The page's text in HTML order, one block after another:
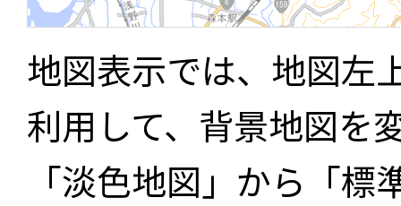
地図表示では、地図左
利用して、背景地図を
「淡色地図」から「